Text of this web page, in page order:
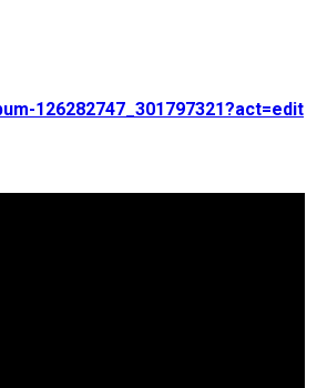
126282747_301797321?act=edit